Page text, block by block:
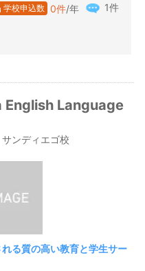
学校申込数 0件/年 1件
Language
ンディエゴ校
る質の高い教育と学生サー